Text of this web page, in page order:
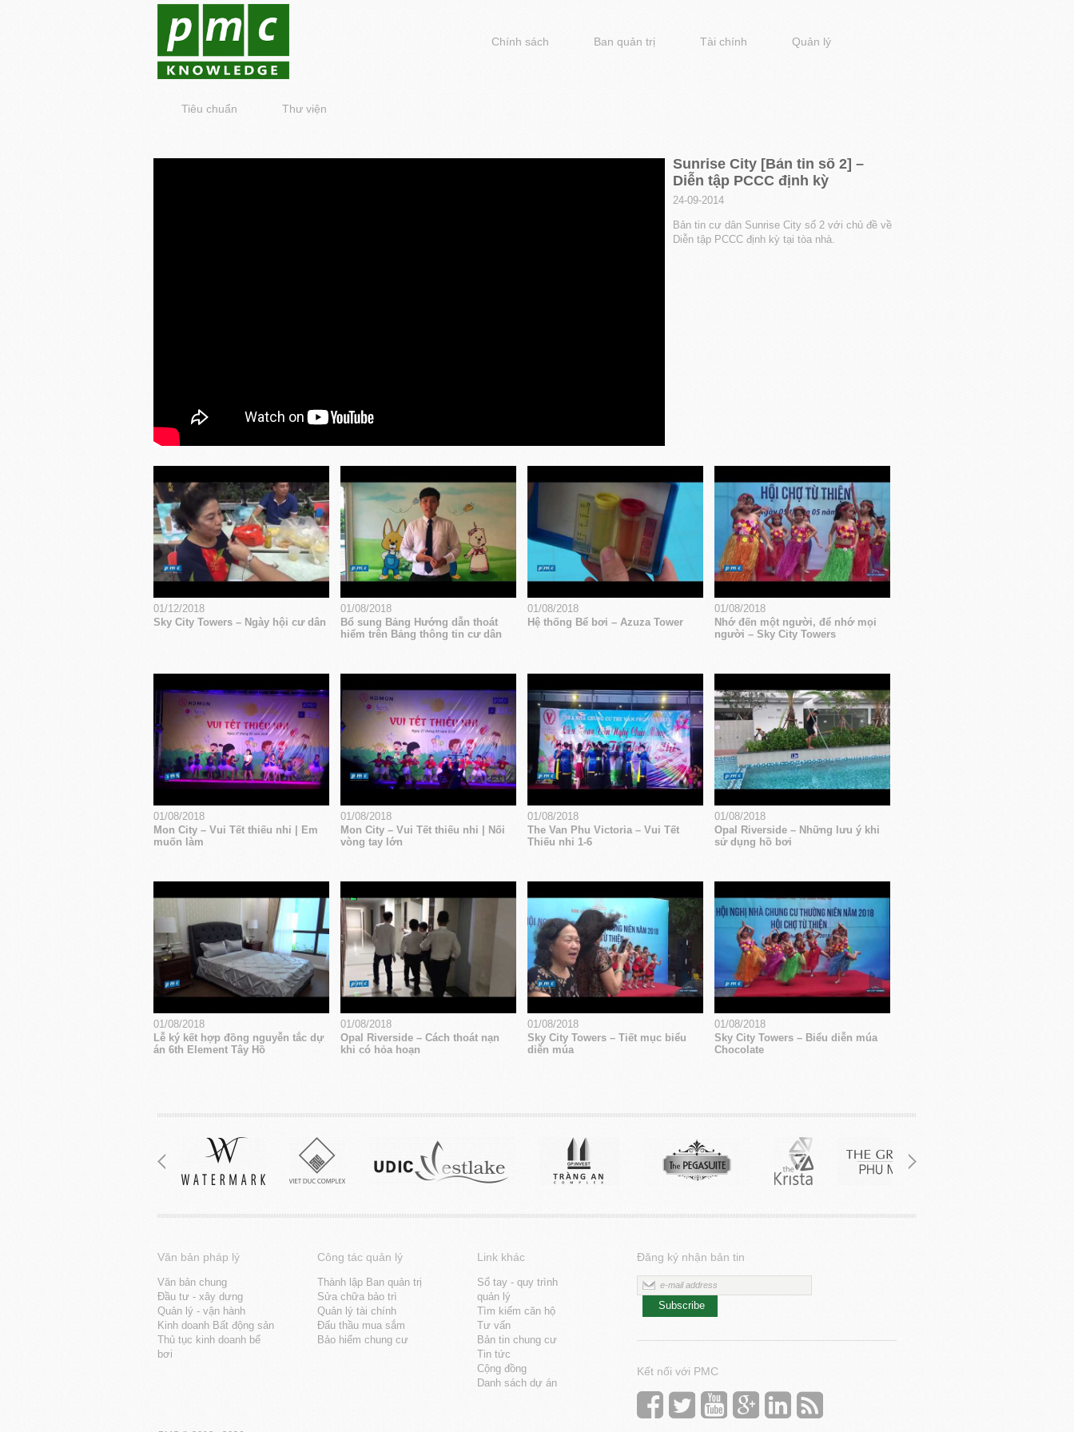
Chính sách Ban quản trị Tài chính Quản lý
Tiêu chuẩn Thư viện
Sunrise City [Bản tin số 2] –
Diễn tập PCCC định kỳ
24-09-2014
Bản tin cư dân Sunrise City số 2 với chủ đề về
Diễn tập PCCC định kỳ tại tòa nhà.
01/12/2018
Sky City Towers – Ngày hội cư dân
01/08/2018
Bổ sung Bảng Hướng dẫn thoát
hiểm trên Bảng thông tin cư dân
01/08/2018
Hệ thống Bể bơi – Azuza Tower
01/08/2018
Nhớ đến một người, để nhớ mọi
người – Sky City Towers
01/08/2018
Mon City – Vui Tết thiếu nhi | Em
muốn làm
01/08/2018
Mon City – Vui Tết thiếu nhi | Nối
vòng tay lớn
01/08/2018
The Van Phu Victoria – Vui Tết
Thiếu nhi 1-6
01/08/2018
Opal Riverside – Những lưu ý khi
sử dụng hồ bơi
01/08/2018
Lễ ký kết hợp đồng nguyễn tắc dự
án 6th Element Tây Hồ
01/08/2018
Opal Riverside – Cách thoát nạn
khi có hỏa hoạn
01/08/2018
Sky City Towers – Tiết mục biểu
diễn múa
01/08/2018
Sky City Towers – Biểu diễn múa
Chocolate
Văn bản pháp lý
Văn bản chung
Đầu tư - xây dưng
Quản lý - vận hành
Kinh doanh Bất động sản
Thủ tục kinh doanh bể
bơi
Công tác quản lý
Thành lập Ban quản trị
Sửa chữa bảo trì
Quản lý tài chính
Đấu thầu mua sắm
Bảo hiểm chung cư
Link khác
Sổ tay - quy trình
quản lý
Tìm kiếm căn hộ
Tư vấn
Bản tin chung cư
Tin tức
Cộng đồng
Danh sách dự án
Đăng ký nhận bản tin
Subscribe
Kết nối với PMC